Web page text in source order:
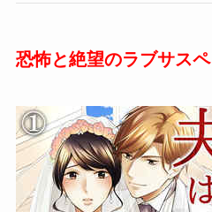
恐怖と絶望のラブサスペ